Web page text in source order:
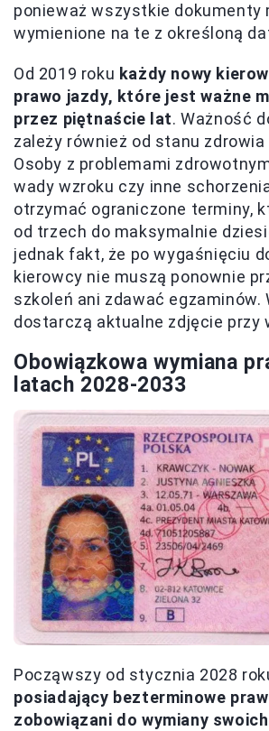
ponieważ wszystkie dokumenty
wymienione na te z określoną
Od 2019 roku każdy nowy
prawo jazdy, które jest ważne
przez piętnaście lat. Ważność
zależy również od stanu zdrowia
Osoby z problemami
wady wzroku czy inne
otrzymać ograniczone terminy,
od trzech do maksymalnie
jednak fakt, że po wygaśnięciu
kierowcy nie muszą ponownie
szkoleń ani zdawać egzaminów.
dostarczą aktualne zdjęcie przy
Obowiązkowa wymiana
latach 2028-2033
Począwszy od stycznia 2028
posiadający bezterminowe
zobowiązani do wymiany